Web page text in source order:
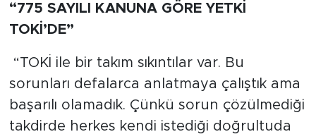
“775 SAYILI KANUNA GÖRE YETKİ
TOKİ’DE”
“TOKİ ile bir takım sıkıntılar var. Bu
sorunları defalarca anlatmaya çalıştık ama
başarılı olamadık. Çünkü sorun çözülmediği
takdirde herkes kendi istediği doğrultuda